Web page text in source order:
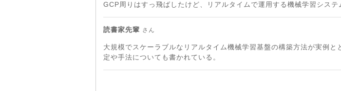
GCP周りはすっ飛ばしたけど、リアルタイムで運用する機械学習システ
読書家先輩 さん
大規模でスケーラブルなリアルタイム機械学習基盤の構築方法が実例
定や手法についても書かれている。